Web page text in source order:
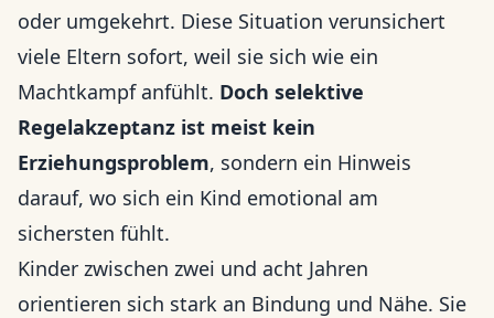
oder umgekehrt. Diese Situation verunsichert
viele Eltern sofort, weil sie sich wie ein
Machtkampf anfühlt. Doch selektive
Regelakzeptanz ist meist kein
Erziehungsproblem, sondern ein Hinweis
darauf, wo sich ein Kind emotional am
sichersten fühlt.
Kinder zwischen zwei und acht Jahren
orientieren sich stark an Bindung und Nähe. Sie